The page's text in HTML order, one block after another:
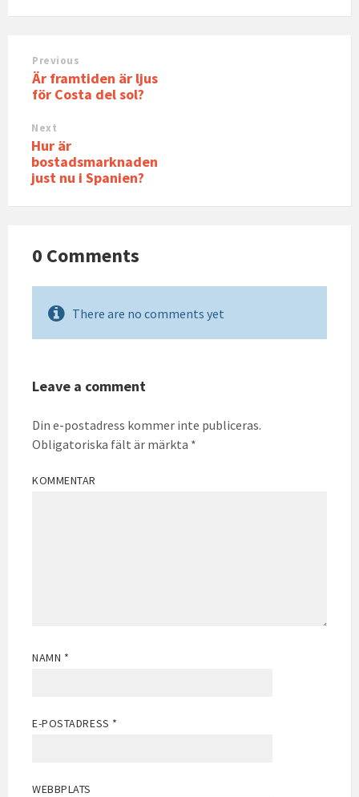
Previous
Är framtiden är ljus
för Costa del sol?
Next
Hur är
bostadsmarknaden
just nu i Spanien?
0 Comments
There are no comments yet
Leave a comment
Din e-postadress kommer inte publiceras.
Obligatoriska fält är märkta *
KOMMENTAR
NAMN *
E-POSTADRESS *
WEBBPLATS